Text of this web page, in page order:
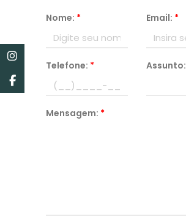
Nome: * Email: *
Telefone: * Assunto:
Mensagem: *